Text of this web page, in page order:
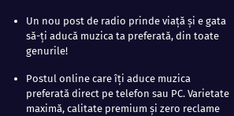
Un nou post de radio prinde viață și e gata
să-ți aducă muzica ta preferată, din toate
genurile!
Postul online care îți aduce muzica
preferată direct pe telefon sau PC. Varietate
maximă, calitate premium și zero reclame